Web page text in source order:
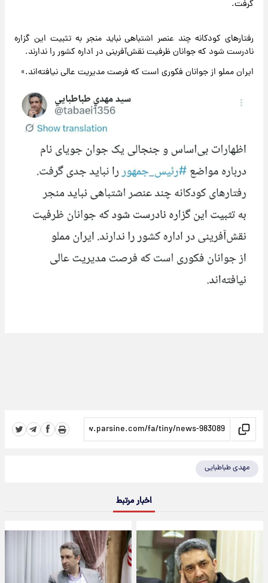
گرفت.
رفتارهای کودکانه‌ چند عنصر اشتباهی نباید منجر به تثبیت این گزاره
نادرست شود که جوانان ظرفیت نقش‌آفرینی در اداره کشور را ندارند.
ایران مملو از جوانان فکوری است که فرصت مدیریت عالی نیافته‌اند.»
مهدی طباطبایی
اخبار مرتبط